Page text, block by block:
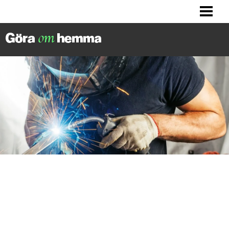
LITET KÖK? HITTA INSPIRATION!
FIXA HALLEN
BLOGG